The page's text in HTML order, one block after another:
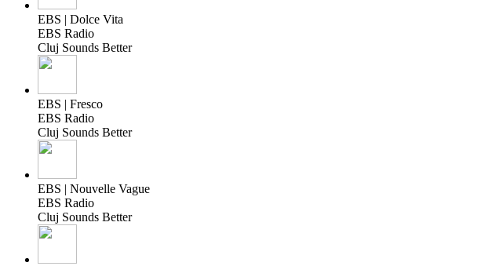
EBS | Dolce Vita
EBS Radio
Cluj Sounds Better
EBS | Fresco
EBS Radio
Cluj Sounds Better
EBS | Nouvelle Vague
EBS Radio
Cluj Sounds Better